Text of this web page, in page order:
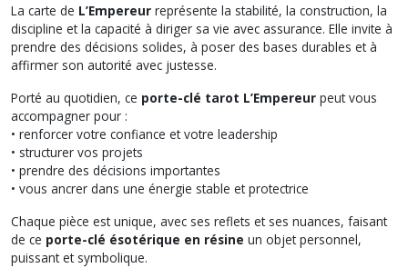
La carte de L’Empereur représente la stabilité, la construction, la
discipline et la capacité à diriger sa vie avec assurance. Elle invite à
prendre des décisions solides, à poser des bases durables et à
affirmer son autorité avec justesse.
Porté au quotidien, ce porte-clé tarot L’Empereur peut vous
accompagner pour :
• renforcer votre confiance et votre leadership
• structurer vos projets
• prendre des décisions importantes
• vous ancrer dans une énergie stable et protectrice
Chaque pièce est unique, avec ses reflets et ses nuances, faisant
de ce porte-clé ésotérique en résine un objet personnel,
puissant et symbolique.